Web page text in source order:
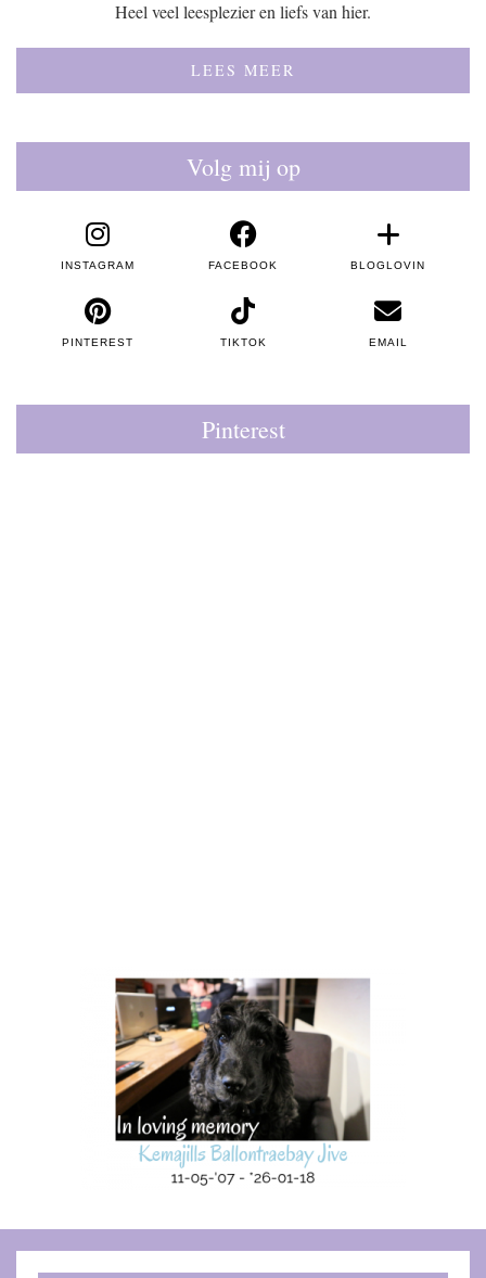
Heel veel leesplezier en liefs van hier.
LEES MEER
Volg mij op
INSTAGRAM FACEBOOK BLOGLOVIN
PINTEREST TIKTOK EMAIL
Pinterest